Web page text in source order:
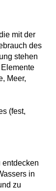
mit der
des
stehen
Meer,
(fest,
entdecken
in
zu